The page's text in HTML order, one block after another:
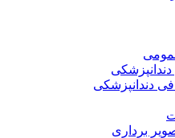
دندانپزشکی
برداری